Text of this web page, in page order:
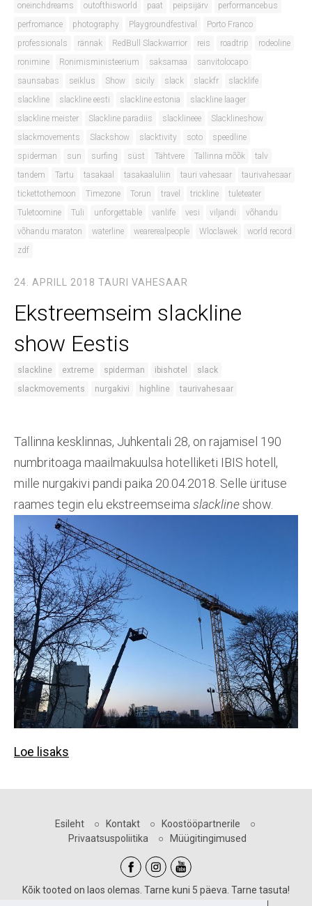
oneinchdreams
outofthisworld paat peipsijärv
performancebus
perfromance
photography Playgroundfestival
Porto Franco
professionals
rännak RedBull Slackwarrior reis roadtrip
rodeoline
ronimine
Ronimisministeerium saksamaa
sanvitolocapo
saunsabas
seiklus Show sicily slack slackfr
slacklife
slackline
slackline eesti slackline estonia
slackline laager
slackline meister
Slackline paradiis slacklineee
Slacklineshow
slackmovements
Slackshow slacktivity soto
speedline
spiderman
sun surfing süst Tähtvere Tallinna mõõk
talv
tandem
Tartu tasakaal tasakaaluliin tauri vahesaar
taurivahesaar
tickettothemoon
Timezone Torun travel trickline
tuleteater
Tuletoomine
Tuli unforgettable vanlife vesi viljandi
võhandu
võhandu maraton
waterline wearerealpeople Wloclawek
world record
zdf
24. APRILL 2018 TAURI VAHESAAR
Ekstreemseim slackline
show Eestis
slackline extreme spiderman ibishotel
slack
slackmovements
nurgakivi highline taurivahesaar
Tallinna kesklinnas, Juhkentali 28, on rajamisel 190
numbritoaga maailmakuulsa hotelliketi IBIS hotell,
mille nurgakivi pandi paika 20.04.2018. Selle ürituse
raames tegin elu ekstreemseima slacklineshow.
Loe lisaks
Esileht○ Kontakt○ Koostööpartnerile ○
Privaatsuspoliitika
○ Müügitingimused
Kõik tooted on laos olemas. Tarne kuni 5 päeva. Tarne tasuta!